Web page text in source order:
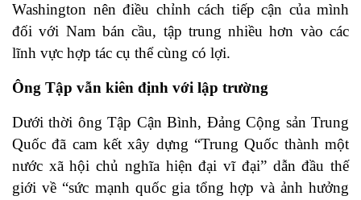
Washington nên điều chỉnh cách tiếp cận của mình
đối với Nam bán cầu, tập trung nhiều hơn vào các
lĩnh vực hợp tác cụ thể cùng có lợi.
Ông Tập vẫn kiên định với lập trường
Dưới thời ông Tập Cận Bình, Đảng Cộng sản Trung
Quốc đã cam kếtxây dựng “Trung Quốc thành một
nước xã hội chủ nghĩa hiện đại vĩ đại” dẫn đầu thế
giới về “sức mạnh quốc gia tổng hợp và ảnh hưởng